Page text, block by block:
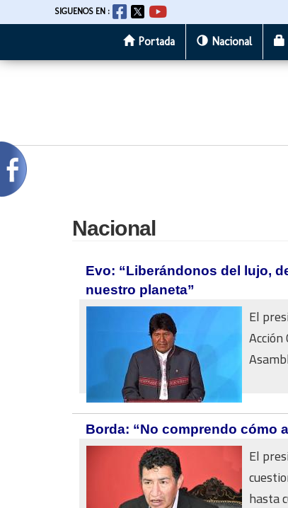
al
SIGUENOS EN :
Portada Nacional
Nacional
Evo: “Liberándonos del lujo,
nuestro planeta”
El
Borda: “No comprendo cómo
El
hasta